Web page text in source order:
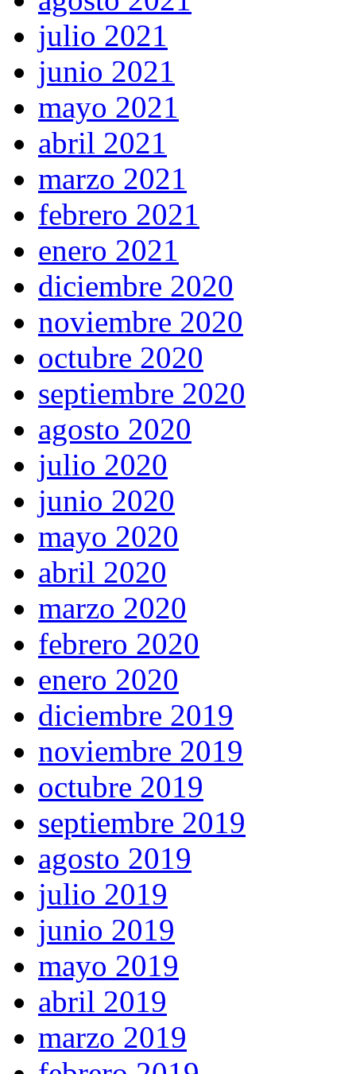
julio 2021
junio 2021
mayo 2021
abril 2021
marzo 2021
febrero 2021
enero 2021
diciembre 2020
noviembre 2020
octubre 2020
septiembre 2020
agosto 2020
julio 2020
junio 2020
mayo 2020
abril 2020
marzo 2020
febrero 2020
enero 2020
diciembre 2019
noviembre 2019
octubre 2019
septiembre 2019
agosto 2019
julio 2019
junio 2019
mayo 2019
abril 2019
marzo 2019